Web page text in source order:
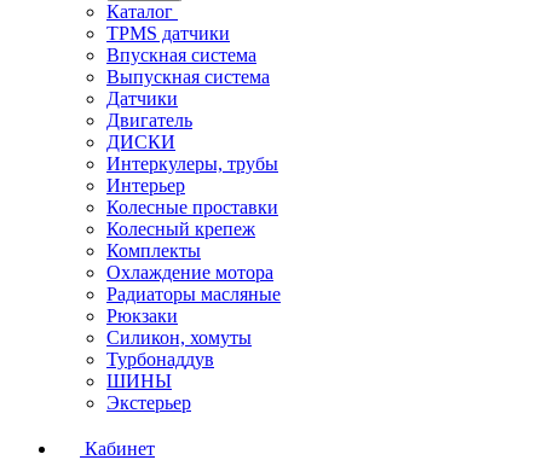
Каталог
TPMS датчики
Впускная система
Выпускная система
Датчики
Двигатель
ДИСКИ
Интеркулеры, трубы
Интерьер
Колесные проставки
Колесный крепеж
Комплекты
Охлаждение мотора
Радиаторы масляные
Рюкзаки
Силикон, хомуты
Турбонаддув
ШИНЫ
Экстерьер
Кабинет